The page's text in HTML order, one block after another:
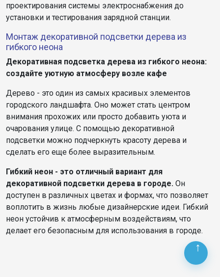
проектирования системы электроснабжения до
установки и тестирования зарядной станции.
Монтаж декоративной подсветки дерева из
гибкого неона
Декоративная подсветка дерева из гибкого неона:
создайте уютную атмосферу возле кафе
Дерево - это один из самых красивых элементов
городского ландшафта. Оно может стать центром
внимания прохожих или просто добавить уюта и
очарования улице. С помощью декоративной
подсветки можно подчеркнуть красоту дерева и
сделать его еще более выразительным.
Гибкий неон - это отличный вариант для
декоративной подсветки дерева в городе. Он
доступен в различных цветах и формах, что позволяет
воплотить в жизнь любые дизайнерские идеи. Гибкий
неон устойчив к атмосферным воздействиям, что
делает его безопасным для использования в городе.